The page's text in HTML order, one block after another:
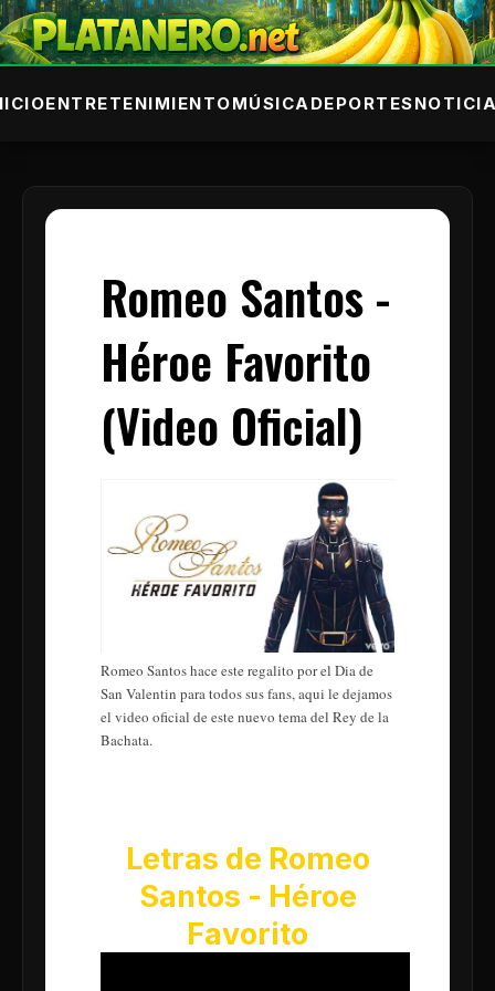
ENTRETENIMIENTOMÚSICADEPORTES
Romeo Santos -
Héroe Favorito
(Video Oficial)
Romeo Santos hace este regalito por el Dia de
San Valentin para todos sus fans, aqui le dejamos
el video oficial de este nuevo tema del Rey de la
Bachata.
Letras de Romeo
Santos - Héroe
Favorito